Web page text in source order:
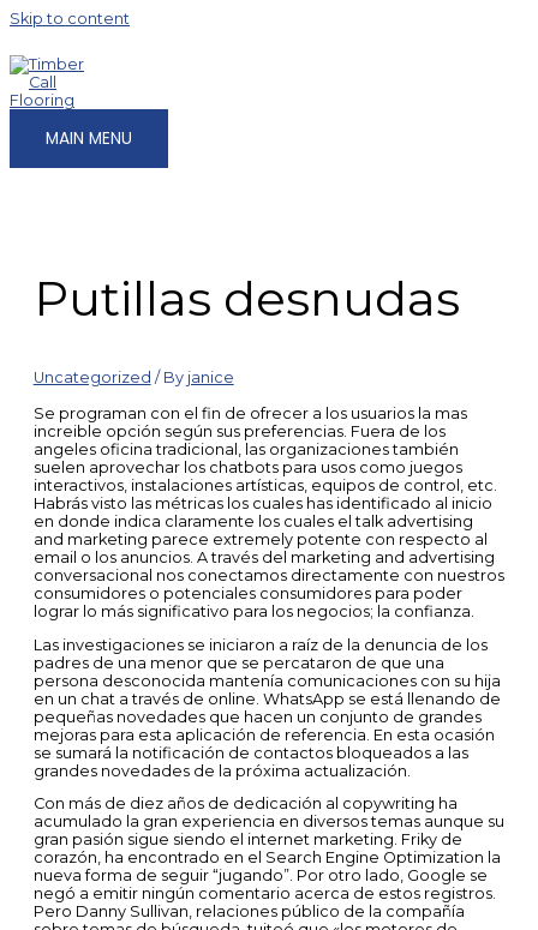
Skip to content
MAIN MENU
Putillas desnudas
Uncategorized / By janice
Se programan con el fin de ofrecer a los usuarios la mas
increible opción según sus preferencias. Fuera de los
angeles oficina tradicional, las organizaciones también
suelen aprovechar los chatbots para usos como juegos
interactivos, instalaciones artísticas, equipos de control, etc.
Habrás visto las métricas los cuales has identificado al inicio
en donde indica claramente los cuales el talk advertising
and marketing parece extremely potente con respecto al
email o los anuncios. A través del marketing and advertising
conversacional nos conectamos directamente con nuestros
consumidores o potenciales consumidores para poder
lograr lo más significativo para los negocios; la confianza.
Las investigaciones se iniciaron a raíz de la denuncia de los
padres de una menor que se percataron de que una
persona desconocida mantenía comunicaciones con su hija
en un chat a través de online. WhatsApp se está llenando de
pequeñas novedades que hacen un conjunto de grandes
mejoras para esta aplicación de referencia. En esta ocasión
se sumará la notificación de contactos bloqueados a las
grandes novedades de la próxima actualización.
Con más de diez años de dedicación al copywriting ha
acumulado la gran experiencia en diversos temas aunque su
gran pasión sigue siendo el internet marketing. Friky de
corazón, ha encontrado en el Search Engine Optimization la
nueva forma de seguir “jugando”. Por otro lado, Google se
negó a emitir ningún comentario acerca de estos registros.
Pero Danny Sullivan, relaciones público de la compañía